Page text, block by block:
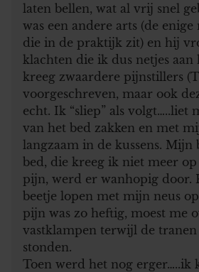
laten bellen, wat al vrij snel
was een andere arts (de
die in de praktijk zit) en hij
klachten die ik dus netjes
kreeg zwaardere pijnstillers
voorgeschreven, maar ook
echt. Ik “sliep” als volgt…..liet
van het bed zakken en met
langzaam in de kussens. Mijn
bed, die kreeg ik niet meer
pijn, werd er wanhopig door.
beetje lopen met mijn neus
pijn was zo heftig, moest me
vastklampen terwijl de
stonden.
Toen werd het nog erger…..ik